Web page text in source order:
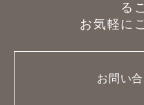
る
お気軽に
お問い